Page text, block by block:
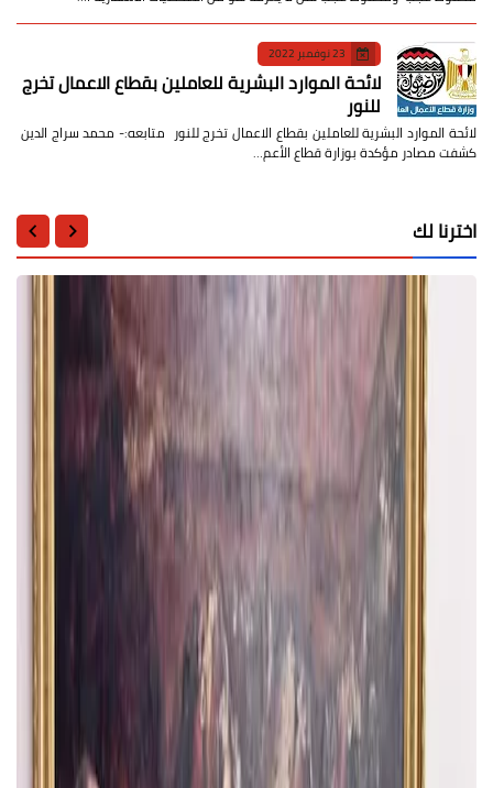
23 نوفمبر 2022
لائحة الموارد البشرية للعاملين بقطاع الاعمال تخرج
للنور
لائحة الموارد البشرية للعاملين بقطاع الاعمال تخرج للنور متابعه:- محمد سراج الدين
كشفت مصادر مؤكدة بوزارة قطاع الأعم…
اخترنا لك